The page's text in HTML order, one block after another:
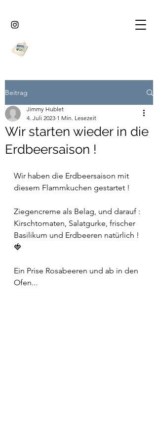
Beitrag
Wir starten wieder in die
Erdbeersaison !
Jimmy Hublet
4. Juli 2023 1 Min. Lesezeit
Wir haben die Erdbeersaison mit
diesem Flammkuchen gestartet !
Ziegencreme als Belag, und darauf :
Kirschtomaten, Salatgurke, frischer
Basilikum und Erdbeeren natürlich !
🍓
Ein Prise Rosabeeren und ab in den
Ofen...